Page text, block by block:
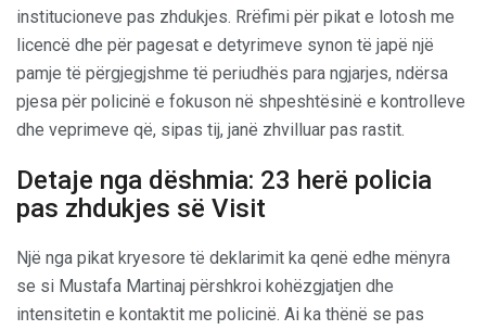
institucioneve pas zhdukjes. Rrëfimi për pikat e lotosh me
licencë dhe për pagesat e detyrimeve synon të japë një
pamje të përgjegjshme të periudhës para ngjarjes, ndërsa
pjesa për policinë e fokuson në shpeshtësinë e kontrolleve
dhe veprimeve që, sipas tij, janë zhvilluar pas rastit.
Detaje nga dëshmia: 23 herë policia
pas zhdukjes së Visit
Një nga pikat kryesore të deklarimit ka qenë edhe mënyra
se si Mustafa Martinaj përshkroi kohëzgjatjen dhe
intensitetin e kontaktit me policinë. Ai ka thënë se pas